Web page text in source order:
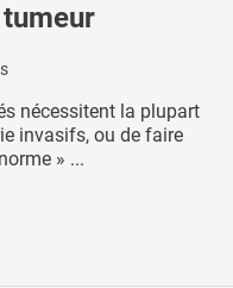
nécessitent la plupart
invasifs, ou de faire
» ...